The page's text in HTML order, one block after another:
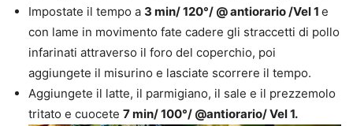
Impostate il tempo a 3 min/ 120°/ @ antiorario /Vel 1 e
con lame in movimento fate cadere gli straccetti di pollo
infarinati attraverso il foro del coperchio, poi
aggiungete il misurino e lasciate scorrere il tempo.
Aggiungete il latte, il parmigiano, il sale e il prezzemolo
tritato e cuocete 7 min/ 100°/ @antiorario/ Vel 1.